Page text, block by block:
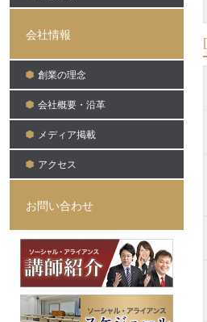
会社情報
創業の理念
会社概要・沿革
メディア掲載
アクセス
お問い合わせ